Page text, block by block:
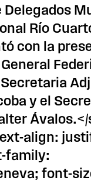
Delegados
Río
con la
y el
Ávalos.</
align:
family:
font-